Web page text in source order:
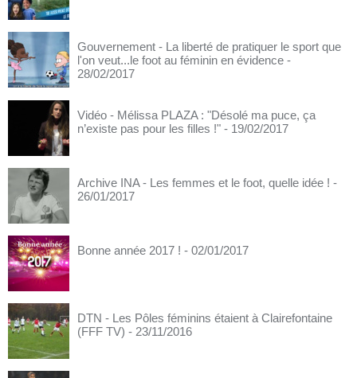
Gouvernement - La liberté de pratiquer le sport que
l'on veut...le foot au féminin en évidence -
28/02/2017
Vidéo - Mélissa PLAZA : "Désolé ma puce, ça
n’existe pas pour les filles !" - 19/02/2017
Archive INA - Les femmes et le foot, quelle idée ! -
26/01/2017
Bonne année 2017 ! - 02/01/2017
DTN - Les Pôles féminins étaient à Clairefontaine
(FFF TV) - 23/11/2016